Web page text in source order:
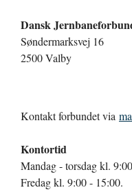
Dansk
Søndermarksvej 16
2500 Valby
Kontakt forbundet via
Kontortid
Mandag - torsdag kl.
Fredag kl. 9:00 - 15:00.